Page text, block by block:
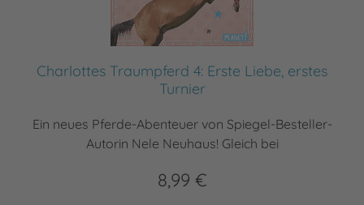
Charlottes Traumpferd 4: Erste Liebe, erstes
Turnier
Ein neues Pferde-Abenteuer von Spiegel-Besteller-
Autorin Nele Neuhaus! Gleich bei
8,99 €